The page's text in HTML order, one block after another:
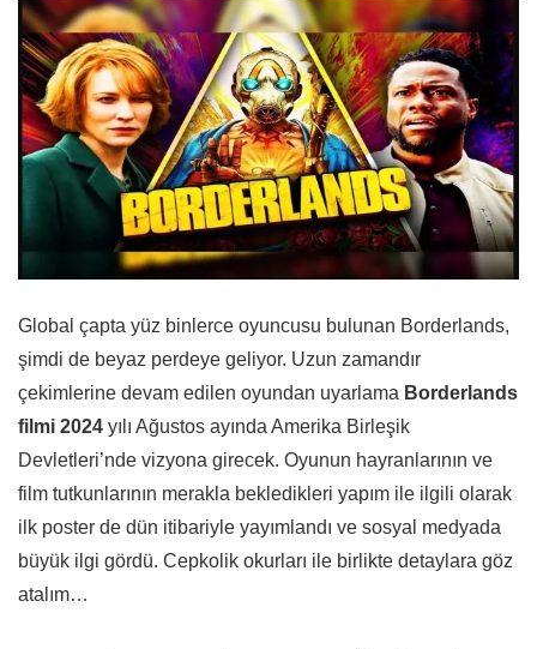
Global çapta yüz binlerce oyuncusu bulunan Borderlands,
şimdi de beyaz perdeye geliyor. Uzun zamandır
çekimlerine devam edilen oyundan uyarlama Borderlands
filmi 2024 yılı Ağustos ayında Amerika Birleşik
Devletleri’nde vizyona girecek. Oyunun hayranlarının ve
film tutkunlarının merakla bekledikleri yapım ile ilgili olarak
ilk poster de dün itibariyle yayımlandı ve sosyal medyada
büyük ilgi gördü. Cepkolik okurları ile birlikte detaylara göz
atalım…